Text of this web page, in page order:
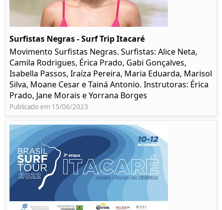
Surfistas Negras - Surf Trip Itacaré
Movimento Surfistas Negras. Surfistas: Alice Neta,
Camila Rodrigues, Érica Prado, Gabi Gonçalves,
Isabella Passos, Iraíza Pereira, Maria Eduarda, Marisol
Silva, Moane Cesar e Tainá Antonio. Instrutoras: Érica
Prado, Jane Morais e Yorrana Borges
Publicado em 15/06/2023